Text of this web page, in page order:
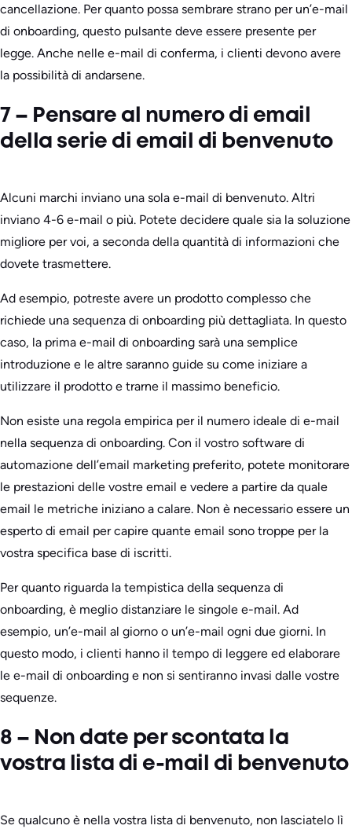
cancellazione. Per quanto possa sembrare strano per un’e-mail
di onboarding, questo pulsante deve essere presente per
legge. Anche nelle e-mail di conferma, i clienti devono avere
la possibilità di andarsene.
7 – Pensare al numero di email
della serie di email di benvenuto
Alcuni marchi inviano una sola e-mail di benvenuto. Altri
inviano 4-6 e-mail o più. Potete decidere quale sia la soluzione
migliore per voi, a seconda della quantità di informazioni che
dovete trasmettere.
Ad esempio, potreste avere un prodotto complesso che
richiede una sequenza di onboarding più dettagliata. In questo
caso, la prima e-mail di onboarding sarà una semplice
introduzione e le altre saranno guide su come iniziare a
utilizzare il prodotto e trarne il massimo beneficio.
Non esiste una regola empirica per il numero ideale di e-mail
nella sequenza di onboarding. Con il vostro software di
automazione dell’email marketing preferito, potete monitorare
le prestazioni delle vostre email e vedere a partire da quale
email le metriche iniziano a calare. Non è necessario essere un
esperto di email per capire quante email sono troppe per la
vostra specifica base di iscritti.
Per quanto riguarda la tempistica della sequenza di
onboarding, è meglio distanziare le singole e-mail. Ad
esempio, un’e-mail al giorno o un’e-mail ogni due giorni. In
questo modo, i clienti hanno il tempo di leggere ed elaborare
le e-mail di onboarding e non si sentiranno invasi dalle vostre
sequenze.
8 – Non date per scontata la
vostra lista di e-mail di benvenuto
Se qualcuno è nella vostra lista di benvenuto, non lasciatelo lì